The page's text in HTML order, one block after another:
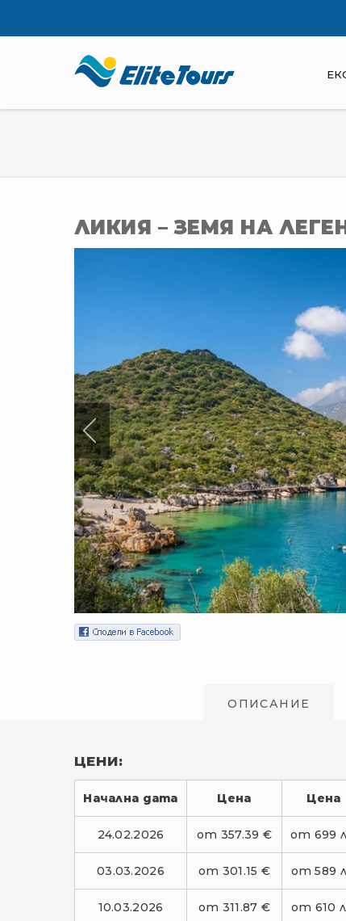
ЛИКИЯ – ЗЕМЯ НА
ОПИСАНИЕ
ЦЕНИ:
Начална дата Цена Цена
24.02.2026 от 357.39 € от 699
03.03.2026 от 301.15 € от 589
10.03.2026 от 311.87 € от 610